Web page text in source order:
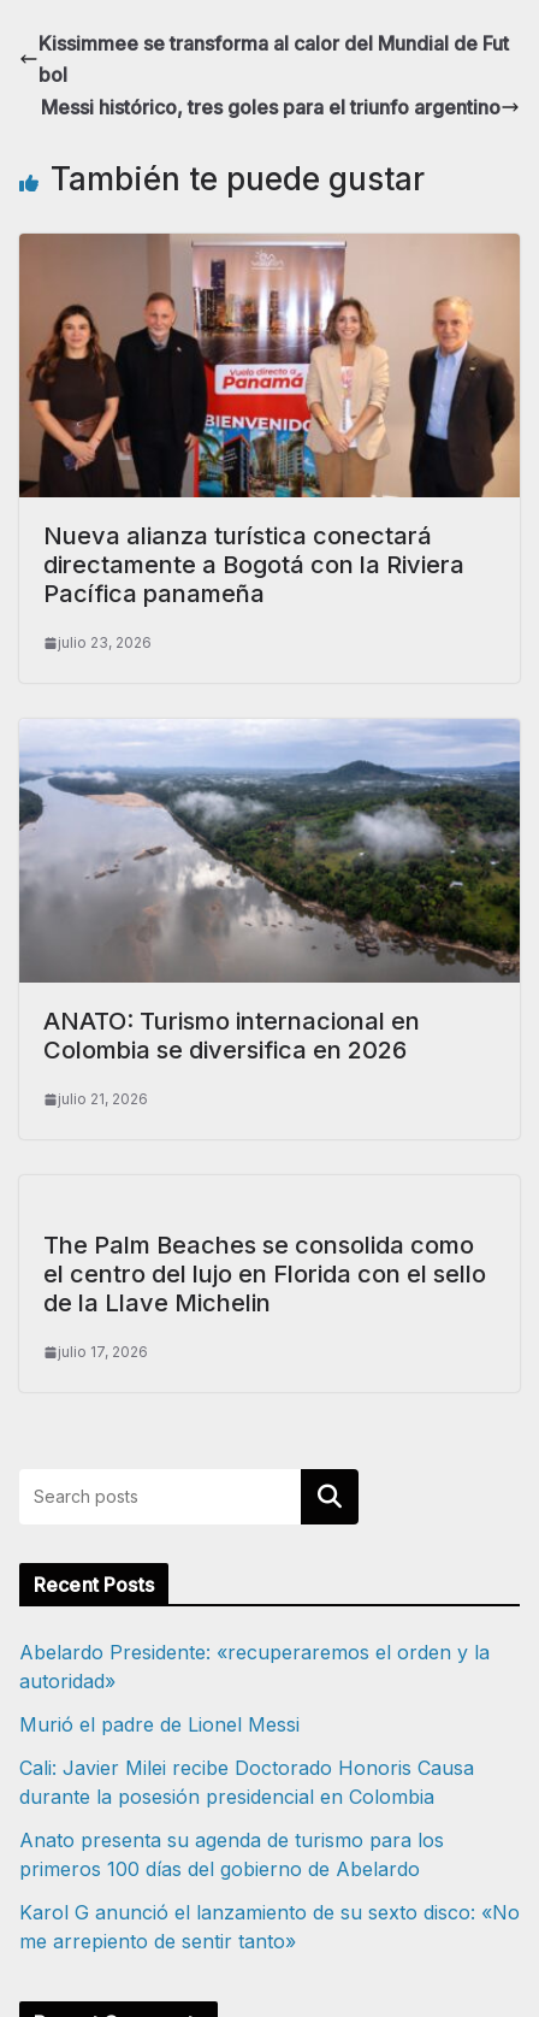
Kissimmee se transforma al calor del Mundial de Fut
bol
Messi histórico, tres goles para el triunfo argentino
También te puede gustar
Nueva alianza turística conectará
directamente a Bogotá con la Riviera
Pacífica panameña
julio 23, 2026
ANATO: Turismo internacional en
Colombia se diversifica en 2026
julio 21, 2026
The Palm Beaches se consolida como
el centro del lujo en Florida con el sello
de la Llave Michelin
julio 17, 2026
Buscar
Recent Posts
Abelardo Presidente: «recuperaremos el orden y la
autoridad»
Murió el padre de Lionel Messi
Cali: Javier Milei recibe Doctorado Honoris Causa
durante la posesión presidencial en Colombia
Anato presenta su agenda de turismo para los
primeros 100 días del gobierno de Abelardo
Karol G anunció el lanzamiento de su sexto disco: «No
me arrepiento de sentir tanto»